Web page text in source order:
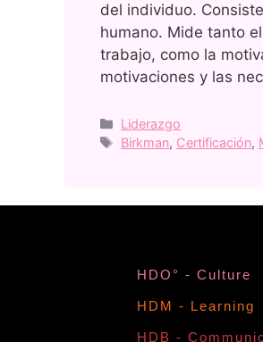
del individuo.
humano. Mide tanto
trabajo, como la
motivaciones y las
Liderazgo
Birkman, Certificación,
HDO° - Culture
HDM - Learning
HDB -